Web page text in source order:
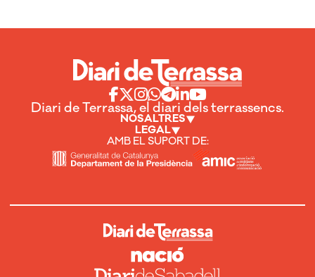
Diari de Terrassa, el diari dels terrassencs.
NOSALTRES
LEGAL
AMB EL SUPORT DE: